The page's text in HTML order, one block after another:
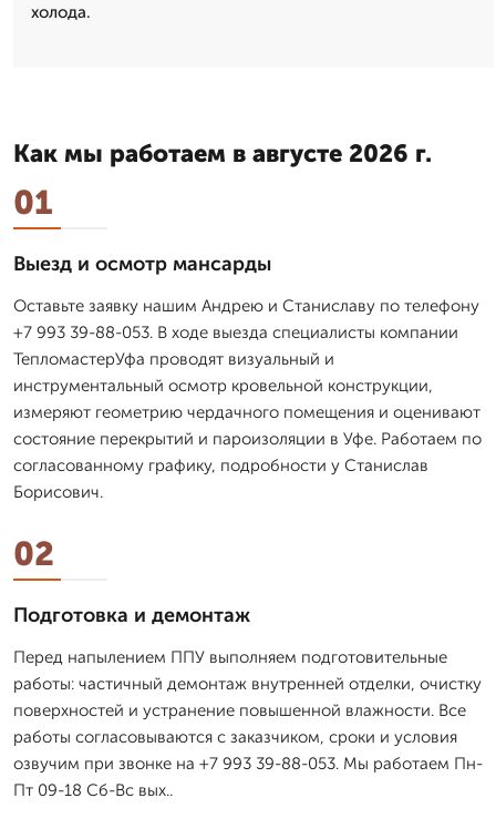
холода.
Как мы работаем в августе 2026 г.
01
Выезд и осмотр мансарды
Оставьте заявку нашим Андрею и Станиславу по телефону
+7 993 39-88-053. В ходе выезда специалисты компании
ТепломастерУфа проводят визуальный и
инструментальный осмотр кровельной конструкции,
измеряют геометрию чердачного помещения и оценивают
состояние перекрытий и пароизоляции в Уфе. Работаем по
согласованному графику, подробности у Станислав
Борисович.
02
Подготовка и демонтаж
Перед напылением ППУ выполняем подготовительные
работы: частичный демонтаж внутренней отделки, очистку
поверхностей и устранение повышенной влажности. Все
работы согласовываются с заказчиком, сроки и условия
озвучим при звонке на +7 993 39-88-053. Мы работаем Пн-
Пт 09-18 Сб-Вс вых..